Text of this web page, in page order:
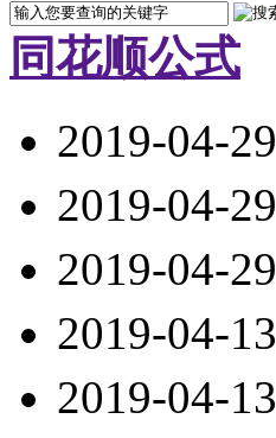
同花顺公式
2019-04-29
2019-04-29
2019-04-29
2019-04-13
2019-04-13